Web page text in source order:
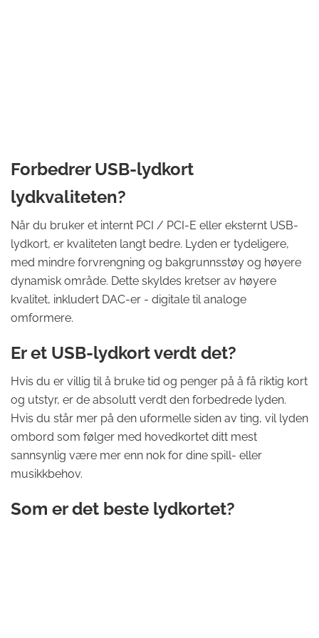
Forbedrer USB-lydkort
lydkvaliteten?
Når du bruker et internt PCI / PCI-E eller eksternt USB-
lydkort, er kvaliteten langt bedre. Lyden er tydeligere,
med mindre forvrengning og bakgrunnsstøy og høyere
dynamisk område. Dette skyldes kretser av høyere
kvalitet, inkludert DAC-er - digitale til analoge
omformere.
Er et USB-lydkort verdt det?
Hvis du er villig til å bruke tid og penger på å få riktig kort
og utstyr, er de absolutt verdt den forbedrede lyden.
Hvis du står mer på den uformelle siden av ting, vil lyden
ombord som følger med hovedkortet ditt mest
sannsynlig være mer enn nok for dine spill- eller
musikkbehov.
Som er det beste lydkortet?